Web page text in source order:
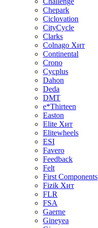
Chepark
Ciclovation
CityCycle
Clarks
Colnago Хит
Continental
Crono
Cycplus
Dahon
Deda
DMT
e*Thirteen
Easton
Elite Хит
Elitewheels
ESI
Favero
Feedback
Felt
First Components
Fizik Хит
FLR
FSA
Gaerne
Gineyea